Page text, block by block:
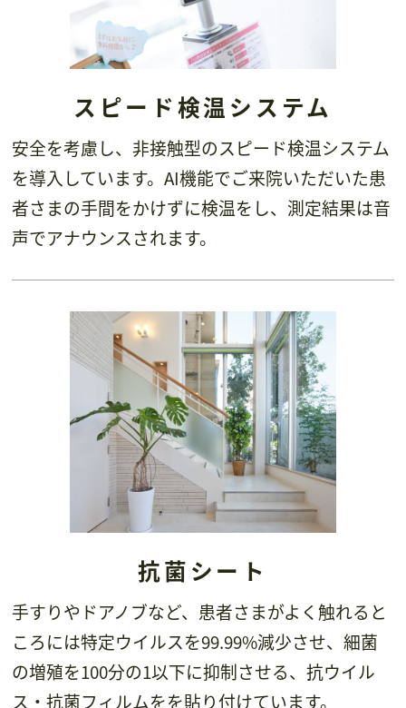
スピード検温システム
安全を考慮し、非接触型のスピード検温システム
を導入しています。AI機能でご来院いただいた患
者さまの手間をかけずに検温をし、測定結果は音
声でアナウンスされます。
抗菌シート
手すりやドアノブなど、患者さまがよく触れると
ころには特定ウイルスを99.99%減少させ、細菌
の増殖を100分の1以下に抑制させる、抗ウイル
ス・抗菌フィルムをを貼り付けています。